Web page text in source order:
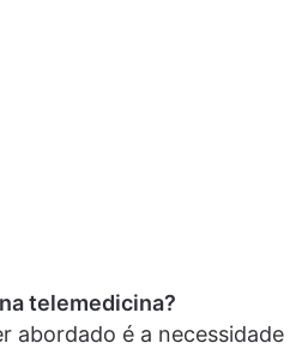
telemedicina?
abordado é a necessidade